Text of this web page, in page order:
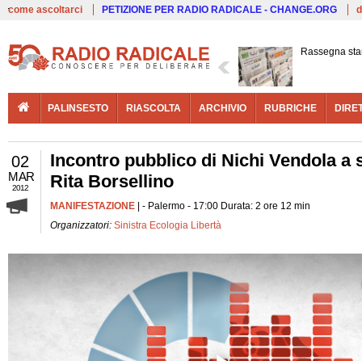
come ascoltarci PETIZIONE PER RADIO RADICALE - CHANGE.ORG
Rassegna
PALINSESTO RIASCOLTA ARCHIVIO RUBRICHE
02
MAR
2012
Incontro pubblico di Nichi Vendola a
Rita Borsellino
MANIFESTAZIONE | - Palermo - 17:00 Durata: 2 ore 12 min
Organizzatori: Sinistra Ecologia Libertà